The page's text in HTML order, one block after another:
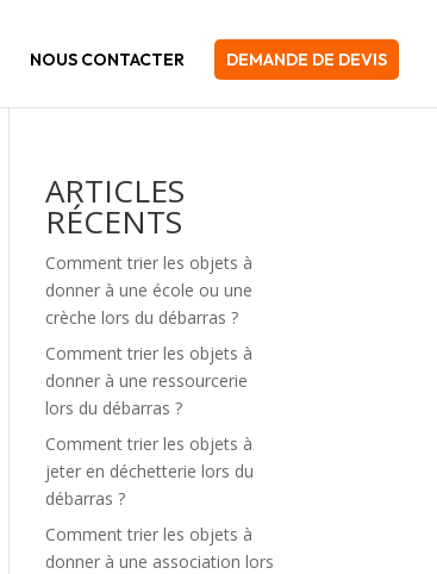
NOUS CONTACTER DEMANDE DE DEVIS
ARTICLES
RÉCENTS
Comment trier les objets à
donner à une école ou une
crèche lors du débarras ?
Comment trier les objets à
donner à une ressourcerie
lors du débarras ?
Comment trier les objets à
jeter en déchetterie lors du
débarras ?
Comment trier les objets à
donner à une association lors